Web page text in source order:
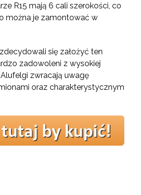
R15 mają 6 cali szerokości, co
można je zamontować w
się założyć ten
zadowoleni z wysokiej
zwracają uwagę
oraz charakterystycznym